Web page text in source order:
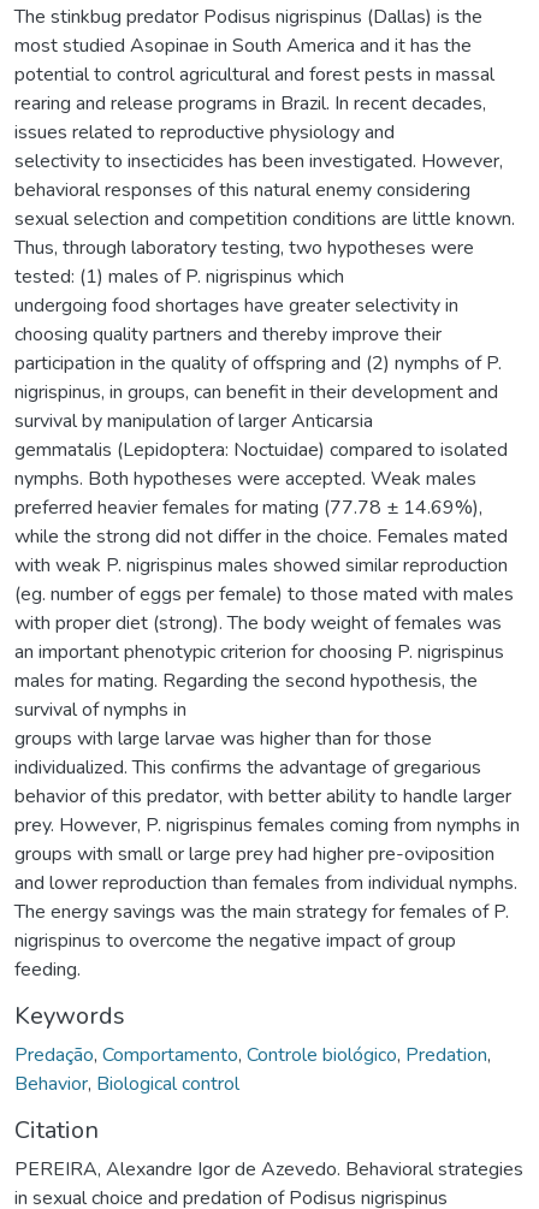
The stinkbug predator Podisus nigrispinus (Dallas) is the
most studied Asopinae in South America and it has the
potential to control agricultural and forest pests in massal
rearing and release programs in Brazil. In recent decades,
issues related to reproductive physiology and
selectivity to insecticides has been investigated. However,
behavioral responses of this natural enemy considering
sexual selection and competition conditions are little known.
Thus, through laboratory testing, two hypotheses were
tested: (1) males of P. nigrispinus which
undergoing food shortages have greater selectivity in
choosing quality partners and thereby improve their
participation in the quality of offspring and (2) nymphs of P.
nigrispinus, in groups, can benefit in their development and
survival by manipulation of larger Anticarsia
gemmatalis (Lepidoptera: Noctuidae) compared to isolated
nymphs. Both hypotheses were accepted. Weak males
preferred heavier females for mating (77.78 ± 14.69%),
while the strong did not differ in the choice. Females mated
with weak P. nigrispinus males showed similar reproduction
(eg. number of eggs per female) to those mated with males
with proper diet (strong). The body weight of females was
an important phenotypic criterion for choosing P. nigrispinus
males for mating. Regarding the second hypothesis, the
survival of nymphs in
groups with large larvae was higher than for those
individualized. This confirms the advantage of gregarious
behavior of this predator, with better ability to handle larger
prey. However, P. nigrispinus females coming from nymphs in
groups with small or large prey had higher pre-oviposition
and lower reproduction than females from individual nymphs.
The energy savings was the main strategy for females of P.
nigrispinus to overcome the negative impact of group
feeding.
Keywords
Predação, Comportamento, Controle biológico, Predation,
Behavior, Biological control
Citation
PEREIRA, Alexandre Igor de Azevedo. Behavioral strategies
in sexual choice and predation of Podisus nigrispinus